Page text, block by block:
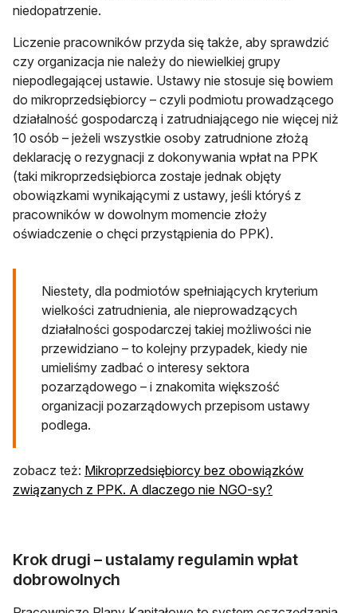
niedopatrzenie.
Liczenie pracowników przyda się także, aby sprawdzić
czy organizacja nie należy do niewielkiej grupy
niepodlegającej ustawie. Ustawy nie stosuje się bowiem
do mikroprzedsiębiorcy – czyli podmiotu prowadzącego
działalność gospodarczą i zatrudniającego nie więcej niż
10 osób – jeżeli wszystkie osoby zatrudnione złożą
deklarację o rezygnacji z dokonywania wpłat na PPK
(taki mikroprzedsiębiorca zostaje jednak objęty
obowiązkami wynikającymi z ustawy, jeśli któryś z
pracowników w dowolnym momencie złoży
oświadczenie o chęci przystąpienia do PPK).
Niestety, dla podmiotów spełniających kryterium
wielkości zatrudnienia, ale nieprowadzących
działalności gospodarczej takiej możliwości nie
przewidziano – to kolejny przypadek, kiedy nie
umieliśmy zadbać o interesy sektora
pozarządowego – i znakomita większość
organizacji pozarządowych przepisom ustawy
podlega.
zobacz też: Mikroprzedsiębiorcy bez obowiązków
związanych z PPK. A dlaczego nie NGO-sy?
Krok drugi – ustalamy regulamin wpłat
dobrowolnych